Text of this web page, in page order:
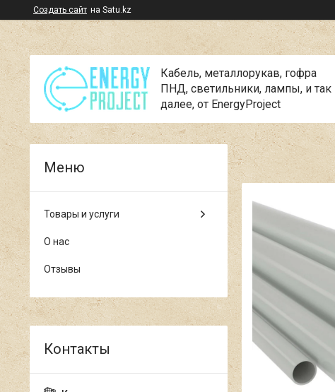
Создать сайт на Satu.kz
Кабель, металлорукав, гофра
ПНД, cветильники, лампы, и так
далее, от EnergyProject
Товары и услуги
О нас
Отзывы